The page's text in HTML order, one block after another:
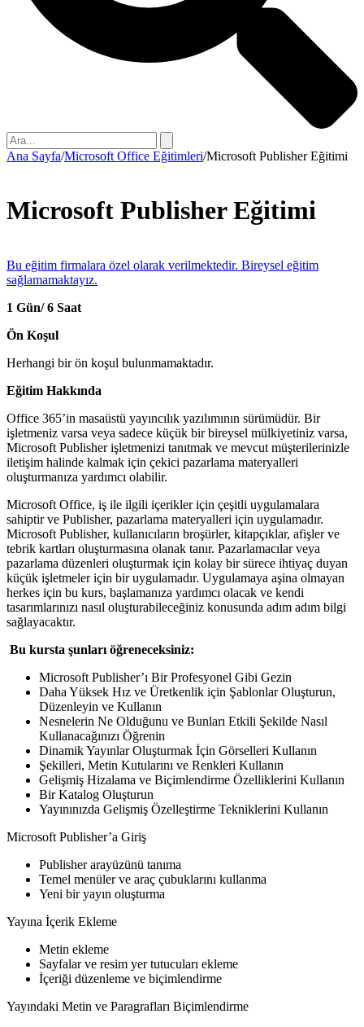
Ana Sayfa/Microsoft Office Eğitimleri/Microsoft Publisher Eğitimi
Microsoft Publisher Eğitimi
Bu eğitim firmalara özel olarak verilmektedir. Bireysel eğitim
sağlamamaktayız.
1 Gün/ 6 Saat
Ön Koşul
Herhangi bir ön koşul bulunmamaktadır.
Eğitim Hakkında
Office 365’in masaüstü yayıncılık yazılımının sürümüdür. Bir
işletmeniz varsa veya sadece küçük bir bireysel mülkiyetiniz varsa,
Microsoft Publisher işletmenizi tanıtmak ve mevcut müşterilerinizle
iletişim halinde kalmak için çekici pazarlama materyalleri
oluşturmanıza yardımcı olabilir.
Microsoft Office, iş ile ilgili içerikler için çeşitli uygulamalara
sahiptir ve Publisher, pazarlama materyalleri için uygulamadır.
Microsoft Publisher, kullanıcıların broşürler, kitapçıklar, afişler ve
tebrik kartları oluşturmasına olanak tanır. Pazarlamacılar veya
pazarlama düzenleri oluşturmak için kolay bir sürece ihtiyaç duyan
küçük işletmeler için bir uygulamadır. Uygulamaya aşina olmayan
herkes için bu kurs, başlamanıza yardımcı olacak ve kendi
tasarımlarınızı nasıl oluşturabileceğiniz konusunda adım adım bilgi
sağlayacaktır.
Bu kursta şunları öğreneceksiniz:
Microsoft Publisher’ı Bir Profesyonel Gibi Gezin
Daha Yüksek Hız ve Üretkenlik için Şablonlar Oluşturun,
Düzenleyin ve Kullanın
Nesnelerin Ne Olduğunu ve Bunları Etkili Şekilde Nasıl
Kullanacağınızı Öğrenin
Dinamik Yayınlar Oluşturmak İçin Görselleri Kullanın
Şekilleri, Metin Kutularını ve Renkleri Kullanın
Gelişmiş Hizalama ve Biçimlendirme Özelliklerini Kullanın
Bir Katalog Oluşturun
Yayınınızda Gelişmiş Özelleştirme Tekniklerini Kullanın
Microsoft Publisher’a Giriş
Publisher arayüzünü tanıma
Temel menüler ve araç çubuklarını kullanma
Yeni bir yayın oluşturma
Yayına İçerik Ekleme
Metin ekleme
Sayfalar ve resim yer tutucuları ekleme
İçeriği düzenleme ve biçimlendirme
Yayındaki Metin ve Paragrafları Biçimlendirme